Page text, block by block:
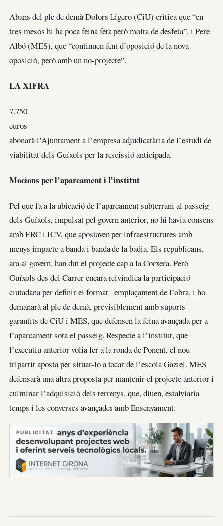
Abans del ple de demà Dolors Ligero (CiU) critica que “en
tres mesos hi ha poca feina feta però molta de desfeta”, i Pere
Albó (MES), que “continuen fent d’oposició de la nova
oposició, però amb un no-projecte”.
LA XIFRA
7.750
euros
abonarà l’Ajuntament a l’empresa adjudicatària de l’estudi de
viabilitat dels Guíxols per la rescissió anticipada.
Mocions per l’aparcament i l’institut
Pel que fa a la ubicació de l’aparcament subterrani al passeig
dels Guíxols, impulsat pel govern anterior, no hi havia consens
amb ERC i ICV, que apostaven per infraestructures amb
menys impacte a banda i banda de la badia. Els republicans,
ara al govern, han dut el projecte cap a la Corxera. Però
Guíxols des del Carrer encara reivindica la participació
ciutadana per definir el format i emplaçament de l’obra, i ho
demanarà al ple de demà, previsiblement amb suports
garantits de CiU i MES, que defensen la feina avançada per a
l’aparcament sota el passeig. Respecte a l’institut, que
l’executiu anterior volia fer a la ronda de Ponent, el nou
tripartit aposta per situar-lo a tocar de l’escola Gaziel. MES
defensarà una altra proposta per mantenir el projecte anterior i
culminar l’adquisició dels terrenys, que, diuen, estalviaria
temps i les converses avançades amb Ensenyament.
PUBLICITAT